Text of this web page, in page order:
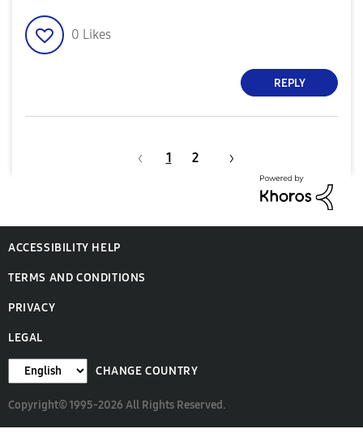
0 Likes
REPLY
1 2
ACCESSIBILITY HELP
TERMS AND CONDITIONS
PRIVACY
LEGAL
CHANGE COUNTRY
Copyright© 1995-2026 All Rights Reserved.